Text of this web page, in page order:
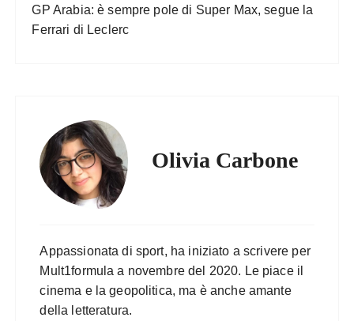
GP Arabia: è sempre pole di Super Max, segue la
Ferrari di Leclerc
Olivia Carbone
Appassionata di sport, ha iniziato a scrivere per
Mult1formula a novembre del 2020. Le piace il
cinema e la geopolitica, ma è anche amante
della letteratura.